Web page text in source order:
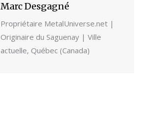
Marc Desgagné
Propriétaire MetalUniverse.net |
Originaire du Saguenay | Ville
actuelle, Québec (Canada)